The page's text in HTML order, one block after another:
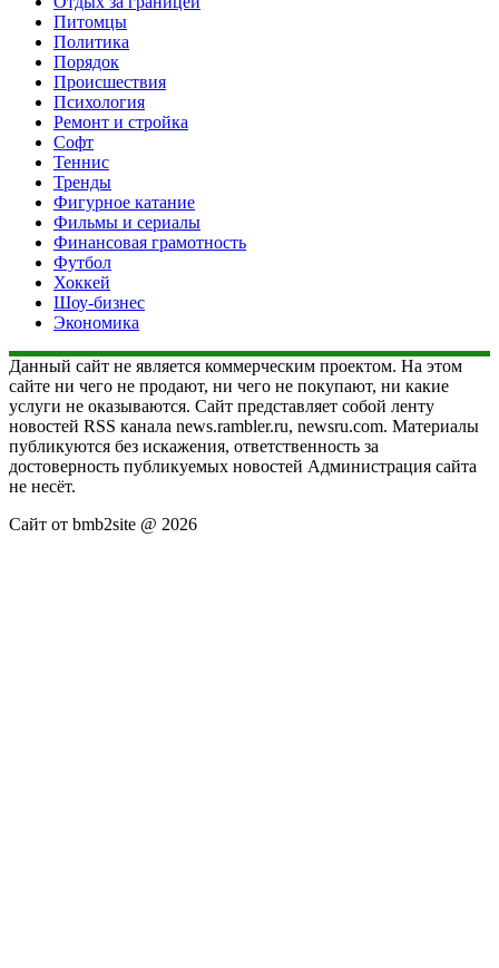
Питомцы
Политика
Порядок
Происшествия
Психология
Ремонт и стройка
Софт
Теннис
Тренды
Фигурное катание
Фильмы и сериалы
Финансовая грамотность
Футбол
Хоккей
Шоу-бизнес
Экономика
Данный сайт не является коммерческим проектом. На этом
сайте ни чего не продают, ни чего не покупают, ни какие
услуги не оказываются. Сайт представляет собой ленту
новостей RSS канала news.rambler.ru, newsru.com. Материалы
публикуются без искажения, ответственность за
достоверность публикуемых новостей Администрация сайта
не несёт.
Сайт от bmb2site @ 2026